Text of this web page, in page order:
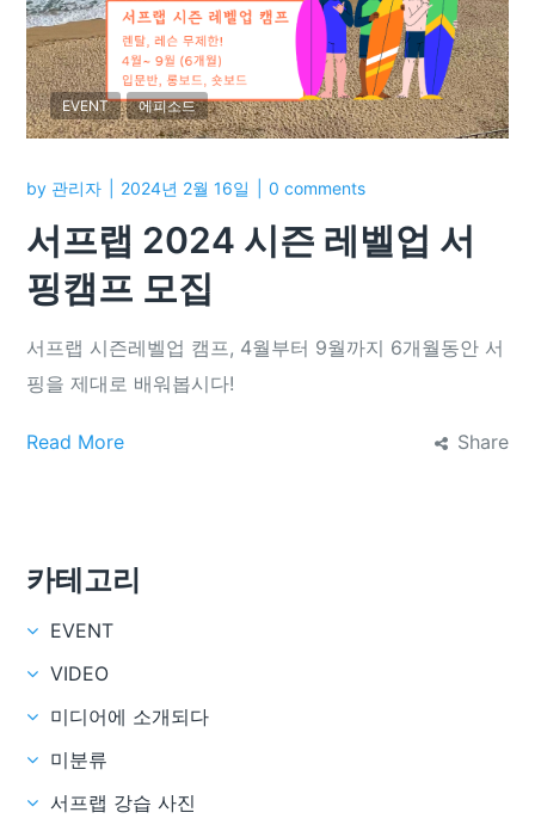
EVENT 에피소드
by 관리자 2024년 2월 16일 0 comments
서프랩 2024 시즌 레벨업 서
핑캠프 모집
서프랩 시즌레벨업 캠프, 4월부터 9월까지 6개월동안 서
핑을 제대로 배워봅시다!
Read More Share
카테고리
EVENT
VIDEO
미디어에 소개되다
미분류
서프랩 강습 사진